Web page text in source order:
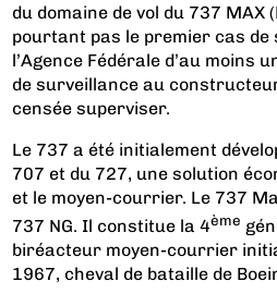
du domaine de vol du 737 MAX
pourtant pas le premier cas
l’Agence Fédérale d’au moins
de surveillance au
censée superviser.
Le 737 a été initialement
707 et du 727, une solution
et le moyen-courrier. Le 737
737 NG. Il constitue la 4ème
biréacteur moyen-courrier
1967, cheval de bataille de